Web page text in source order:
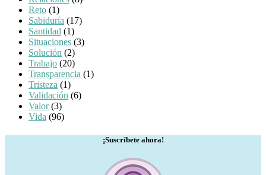
Reto (1)
Sabiduría (17)
Santidad (1)
Situaciones (3)
Solución (2)
Trabajo (20)
Transparencia (1)
Tristeza (1)
Validación (6)
Valor(3)
Vida (96)
¡Suscríbete ahora!